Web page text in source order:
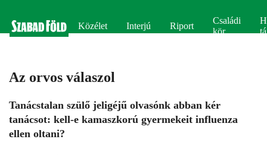
Közélet Interjú Riport
Családi
kör
Az orvos válaszol
Tanácstalan szülő jeligéjű olvasónk abban kér
tanácsot: kell-e kamaszkorú gyermekeit influenza
ellen oltani?